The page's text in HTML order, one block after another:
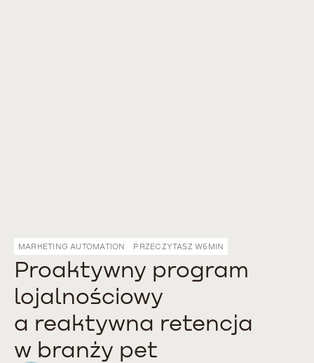
MARKETING AUTOMATION PRZECZYTASZ W6MIN
Proaktywny program
lojalnościowy
a reaktywna retencja
w branży pet